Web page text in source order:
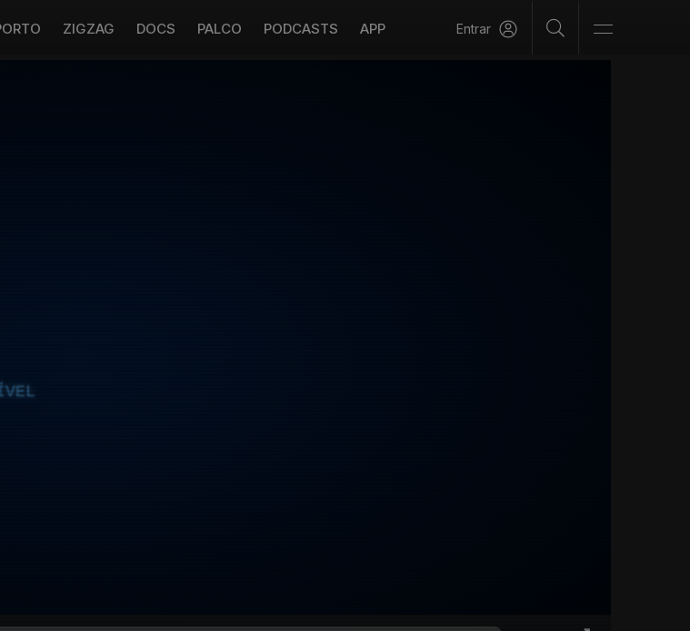
ZIGZAG DOCS PALCO PODCASTS APP Entrar